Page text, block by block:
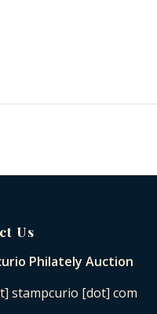
Us
Philately Auction
stampcurio [dot] com